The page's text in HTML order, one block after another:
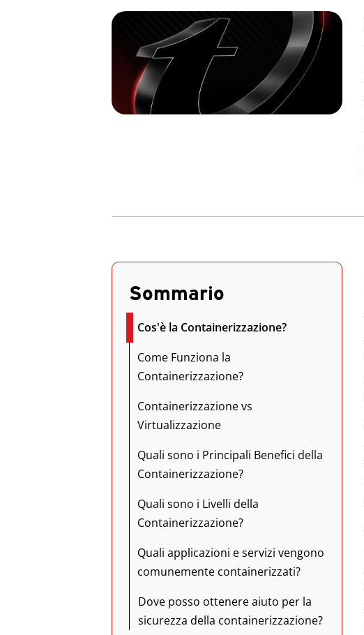
Sommario
Cos'è la Containerizzazione?
Come Funziona la
Containerizzazione?
Containerizzazione vs
Virtualizzazione
Quali sono i Principali Benefici della
Containerizzazione?
Quali sono i Livelli della
Containerizzazione?
Quali applicazioni e servizi vengono
comunemente containerizzati?
Dove posso ottenere aiuto per la
sicurezza della containerizzazione?